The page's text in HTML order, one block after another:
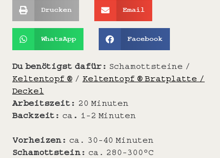
Drucken Email
WhatsApp Facebook
Du benötigst dafür: Schamottsteine /
Keltentopf ® / Keltentopf ® Bratplatte /
Deckel
Arbeitszeit: 20 Minuten
Backzeit: ca . 1-2 Minuten
Vorheizen: ca. 30-40 Minuten
Schamottstein: ca. 280-300°C